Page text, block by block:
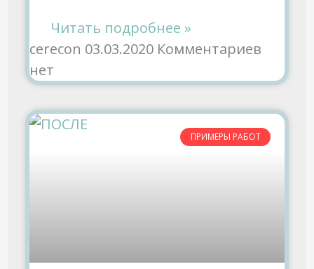
Читать подробнее »
cerecon 03.03.2020 Комментариев
нет
ПРИМЕРЫ РАБОТ